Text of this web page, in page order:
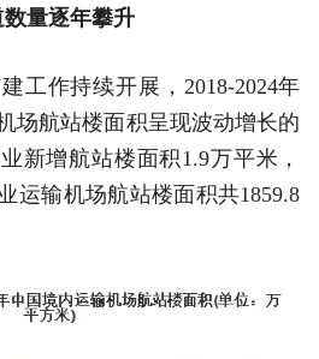
量逐年攀升
工作持续开展，2018-2024年
场航站楼面积呈现波动增长的
新增航站楼面积1.9万平米，
运输机场航站楼面积共1859.8